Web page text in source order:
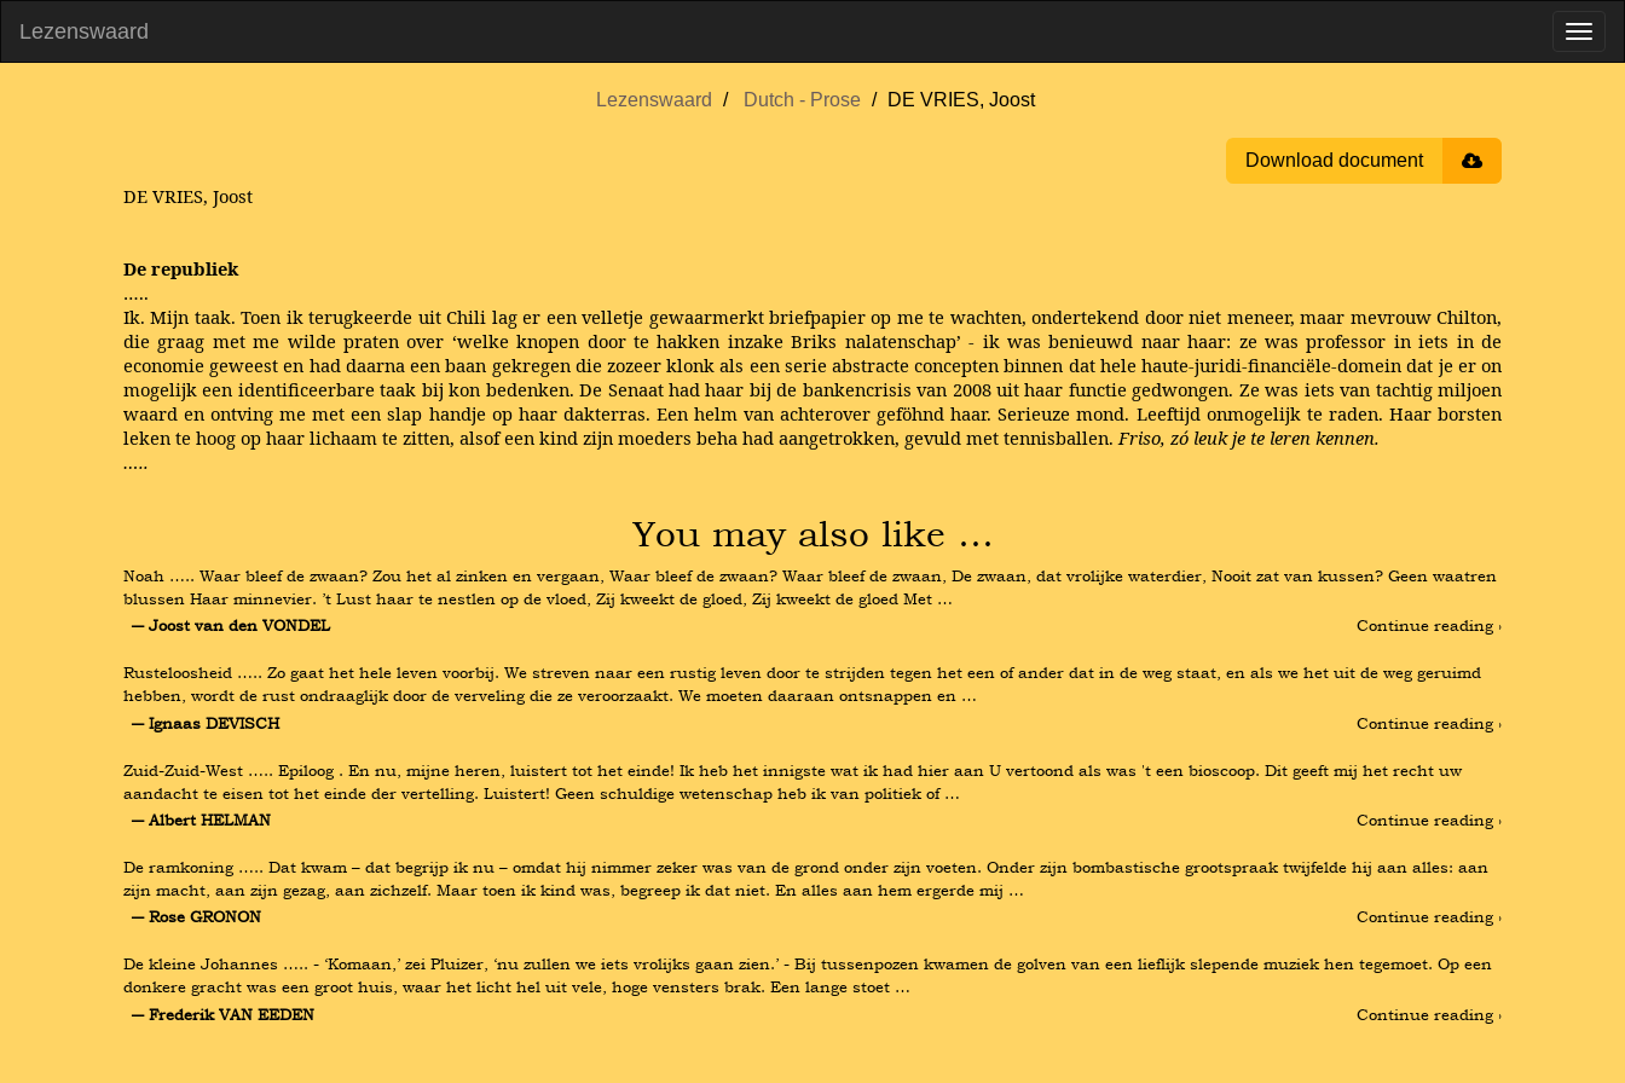
Lezenswaard
Lezenswaard Dutch - Prose DE VRIES, Joost
Download document
DE VRIES, Joost
De republiek
…..
Ik. Mijn taak. Toen ik terugkeerde uit Chili lag er een velletje gewaarmerkt briefpapier op me te wachten, ondertekend door niet meneer, maar mevrouw Chilton,
die graag met me wilde praten over ‘welke knopen door te hakken inzake Briks nalatenschap’ - ik was benieuwd naar haar: ze was professor in iets in de
economie geweest en had daarna een baan gekregen die zozeer klonk als een serie abstracte concepten binnen dat hele haute-juridi-financiële-domein dat je er on
mogelijk een identificeerbare taak bij kon bedenken. De Senaat had haar bij de bankencrisis van 2008 uit haar functie gedwongen. Ze was iets van tachtig miljoen
waard en ontving me met een slap handje op haar dakterras. Een helm van achterover geföhnd haar. Serieuze mond. Leeftijd onmogelijk te raden. Haar borsten
leken te hoog op haar lichaam te zitten, alsof een kind zijn moeders beha had aangetrokken, gevuld met tennisballen.Friso, zó leuk je te leren kennen.
…..
You may also like …
Noah ….. Waar bleef de zwaan? Zou het al zinken en vergaan, Waar bleef de zwaan? Waar bleef de zwaan, De zwaan, dat vrolijke waterdier, Nooit zat van kussen? Geen waatren
blussen Haar minnevier. ’t Lust haar te nestlen op de vloed, Zij kweekt de gloed, Zij kweekt de gloed Met …
― Joost van den VONDEL
Continue reading ›
Rusteloosheid ….. Zo gaat het hele leven voorbij. We streven naar een rustig leven door te strijden tegen het een of ander dat in de weg staat, en als we het uit de weg geruimd
hebben, wordt de rust ondraaglijk door de verveling die ze veroorzaakt. We moeten daaraan ontsnappen en …
― Ignaas DEVISCH
Continue reading ›
Zuid-Zuid-West ….. Epiloog . En nu, mijne heren, luistert tot het einde! Ik heb het innigste wat ik had hier aan U vertoond als was 't een bioscoop. Dit geeft mij het recht uw
aandacht te eisen tot het einde der vertelling. Luistert! Geen schuldige wetenschap heb ik van politiek of …
― Albert HELMAN
Continue reading ›
De ramkoning ….. Dat kwam – dat begrijp ik nu – omdat hij nimmer zeker was van de grond onder zijn voeten. Onder zijn bombastische grootspraak twijfelde hij aan alles: aan
zijn macht, aan zijn gezag, aan zichzelf. Maar toen ik kind was, begreep ik dat niet. En alles aan hem ergerde mij …
― Rose GRONON
Continue reading ›
De kleine Johannes ….. - ‘Komaan,’ zei Pluizer, ‘nu zullen we iets vrolijks gaan zien.’ - Bij tussenpozen kwamen de golven van een lieflijk slepende muziek hen tegemoet. Op een
donkere gracht was een groot huis, waar het licht hel uit vele, hoge vensters brak. Een lange stoet …
― Frederik VAN EEDEN
Continue reading ›